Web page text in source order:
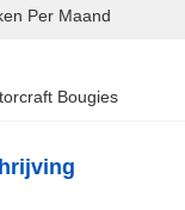
Per Maand
Bougies